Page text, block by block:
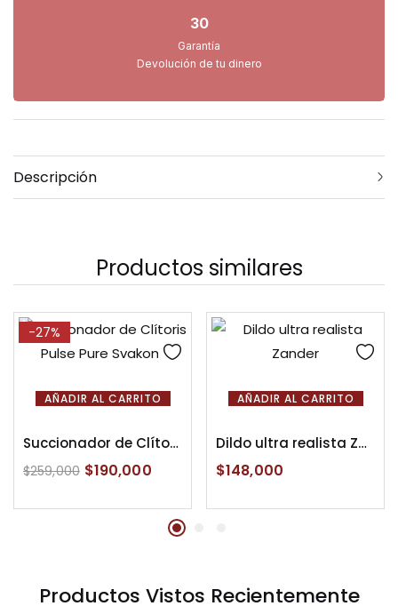
30
Garantía
Devolución de tu dinero
Descripción
Productos similares
AÑADIR AL CARRITO
-27%
Succionador de Clítoris Pulse Pure Svakom
$259,000 $190,000
AÑADIR AL CARRITO
Dildo ultra realista Zander
$148,000
Productos Vistos Recientemente